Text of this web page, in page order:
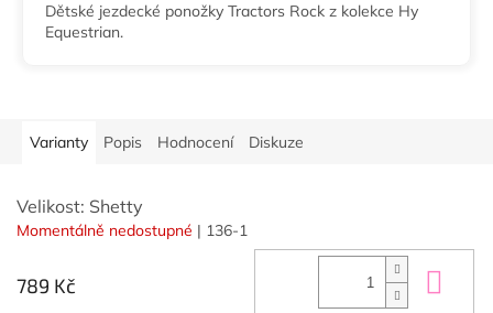
Dětské jezdecké ponožky Tractors Rock z kolekce Hy
Equestrian.
Varianty Popis Hodnocení Diskuze
Velikost: Shetty
Momentálně nedostupné | 136-1
789 Kč